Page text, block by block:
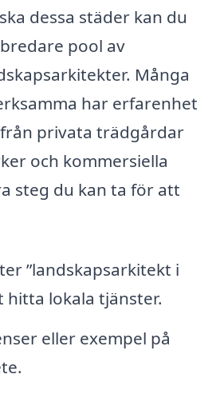
dessa städer kan du
pool av
Många
har erfarenhet
privata trädgårdar
och kommersiella
steg du kan ta för att
”landskapsarkitekt i
hitta lokala tjänster.
eller exempel på